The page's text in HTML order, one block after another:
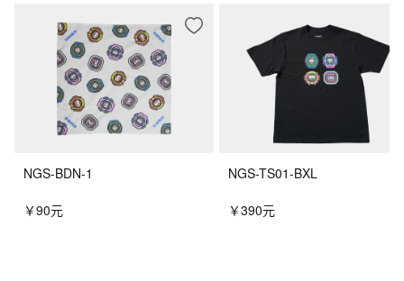
NGS-BDN-1
￥90元
NGS-TS01-BXL
￥390元